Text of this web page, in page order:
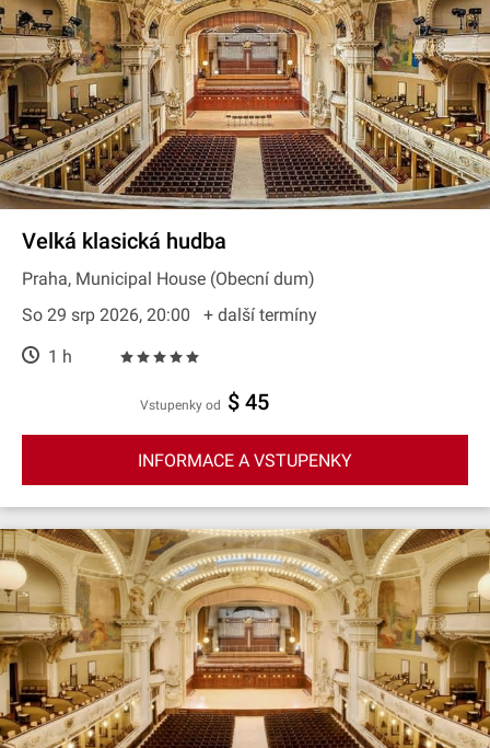
Velká klasická hudba
Praha, Municipal House (Obecní dum)
So 29 srp 2026, 20:00
+ další termíny
1 h
Vstupenky od $ 45
INFORMACE A VSTUPENKY